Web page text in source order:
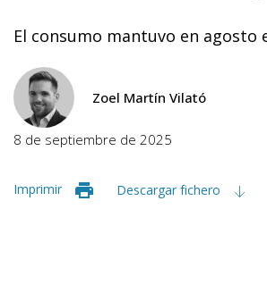
El consumo mantuvo en agosto
Zoel Martín Vilató
8 de septiembre de 2025
Imprimir Descargar fichero